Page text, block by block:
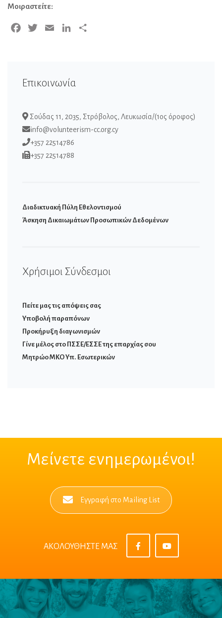
Μοιραστείτε:
Facebook
Twitter Email LinkedIn
Επικοινωνία
Σούδας 11, 2035, Στρόβολος, Λευκωσία/(1ος όροφος)
info@volunteerism-cc.org.cy
+357 22514786
+357 22514788
Διαδικτυακή Πύλη Εθελοντισμού
Άσκηση Δικαιωμάτων Προσωπικών Δεδομένων
Χρήσιμοι Σύνδεσμοι
Πείτε μας τις απόψεις σας
Υποβολή παραπόνων
Προκήρυξη διαγωνισμών
Γίνε μέλος στο ΠΣΣΕ/ΕΣΣΕ της επαρχίας σου
Μητρώο ΜΚΟ Υπ. Εσωτερικών
Μείνετε ενημερωμένοι!
Εγγραφή στο Mailing List
ΑΚΟΛΟΥΘΗΣΤΕ ΜΑΣ